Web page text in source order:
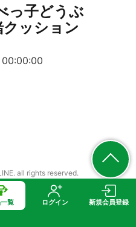
覧 ログイン 新規会員登録
っ子どうぶ
ッション
all rights reserved.